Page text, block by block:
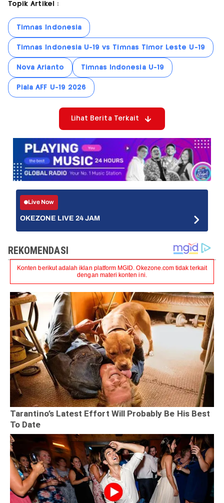
Topik Artikel :
Timnas Indonesia
Timnas Indonesia U-19 vs Timnas Timor Leste U-19
Nova Arianto Timnas Indonesia U-19
Piala AFF U-19 2026
Lihat Berita Terkait
Live Now
OKEZONE LIVE 24 JAM